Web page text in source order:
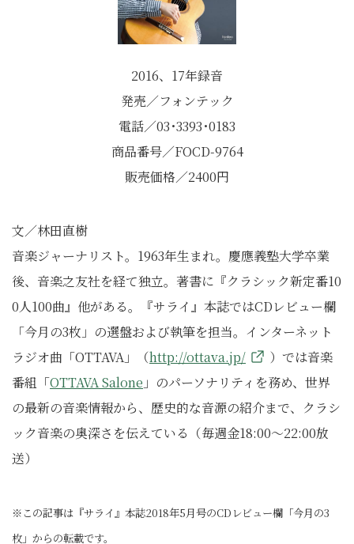
2016、17年録音
発売／フォンテック
電話／03･3393･0183
商品番号／FOCD-9764
販売価格／2400円
文／林田直樹
音楽ジャーナリスト。1963年生まれ。慶應義塾大学卒業
後、音楽之友社を経て独立。著書に『クラシック新定番10
0人100曲』他がある。『サライ』本誌ではCDレビュー欄
「今月の3枚」の選盤および執筆を担当。インターネット
ラジオ曲「OTTAVA」（http://ottava.jp/
）では音楽
番組「OTTAVA Salone 」のパーソナリティを務め、世界
の最新の音楽情報から、歴史的な音源の紹介まで、クラシ
ック音楽の奥深さを伝えている（毎週金18:00～22:00放
送）
※この記事は『サライ』本誌2018年5月号のCDレビュー欄「今月の3
枚」からの転載です。